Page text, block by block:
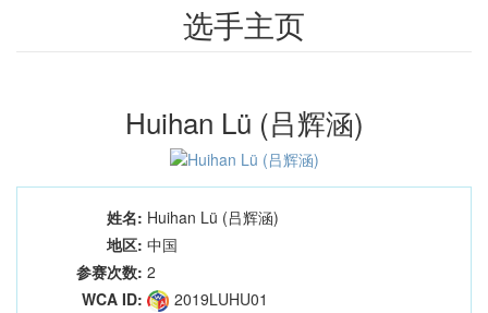
选手主页
Huihan Lü (吕辉涵)
姓名: Huihan Lü (吕辉涵)
地区: 中国
参赛次数: 2
WCA ID:
2019LUHU01